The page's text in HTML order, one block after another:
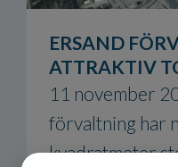
ERSAND
ATTRAKTIV
11 november
förvaltning har
kvadratmeter